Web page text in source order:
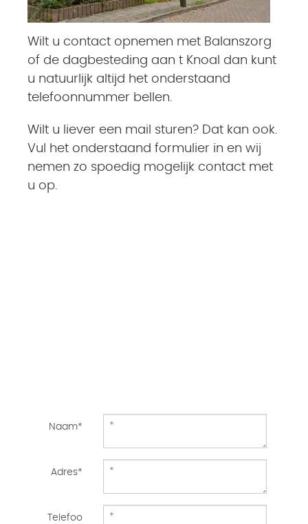
Wilt u contact opnemen met Balanszorg
of de dagbesteding aan t Knoal dan kunt
u natuurlijk altijd het onderstaand
telefoonnummer bellen.
Wilt u liever een mail sturen? Dat kan ook.
Vul het onderstaand formulier in en wij
nemen zo spoedig mogelijk contact met
u op.
Naam*
Adres*
Telefoo